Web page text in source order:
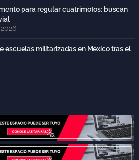
para regular cuatrimotos; buscan
escuelas militarizadas en México tras el